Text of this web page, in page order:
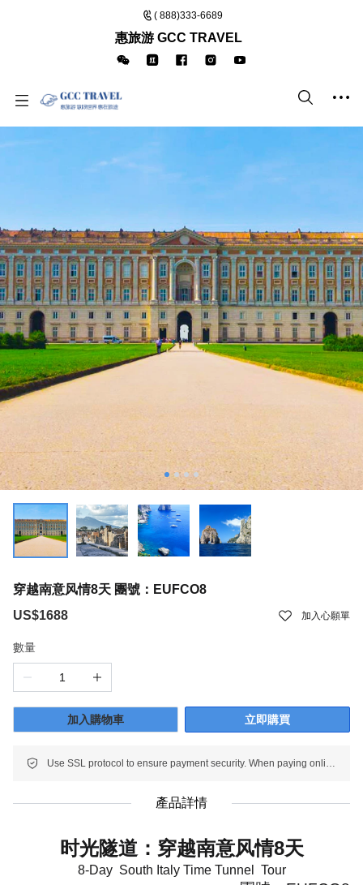
( 888)333-6689
惠旅游 GCC TRAVEL
穿越南意风情8天 團號：EUFCO8
US$1688
加入心願單
數量
加入購物車 立即購買
Use SSL protocol to ensure payment security. When paying online, your payment information is protected.
產品詳情
时光隧道：穿越南意风情8天
8-Day South Italy Time Tunnel Tour